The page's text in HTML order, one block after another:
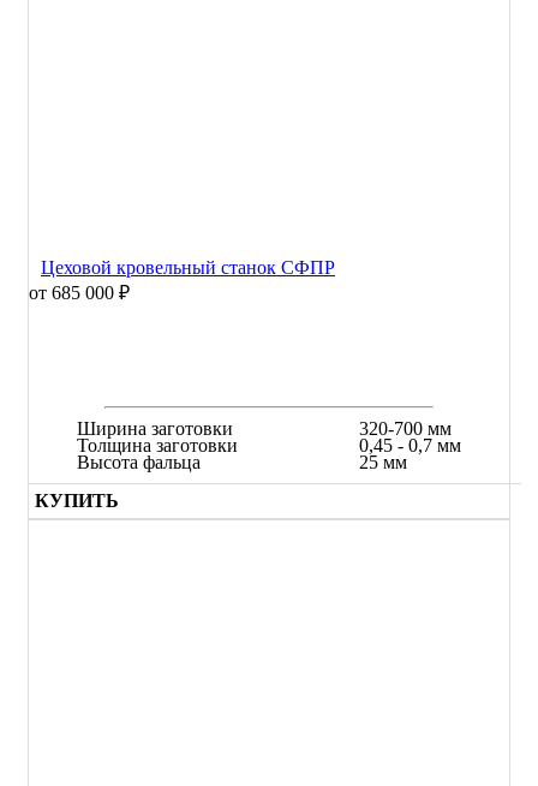
Цеховой кровельный станок СФПР
от 685 000 ₽
Ширина заготовки
Толщина заготовки
Высота фальца
320-700 мм
0,45 - 0,7 мм
25 мм
КУПИТЬ